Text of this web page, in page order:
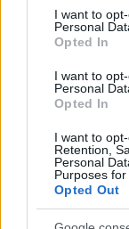
consent section.
I want to
Personal
Opted In
I want to
Personal
Opted In
I want to
Retention,
Personal
Purposes for
Opted Out